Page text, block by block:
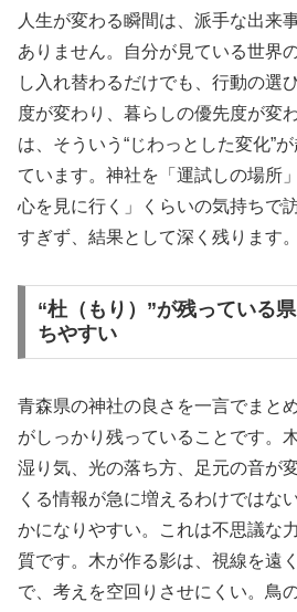
人生が変わる瞬間は、派手な出来
ありません。自分が見ている世界
し入れ替わるだけでも、行動の選
度が変わり、暮らしの優先度が変
は、そういう“じわっとした変化”
ています。神社を「運試しの場所
心を見に行く」くらいの気持ちで
すぎず、結果として深く残ります。
“杜（もり）”が残っている
ちやすい
青森県の神社の良さを一言でまと
がしっかり残っていることです。
湿り気、光の落ち方、足元の音が
くる情報が急に増えるわけではな
かになりやすい。これは不思議な
質です。木が作る影は、視線を遠
で、考えを空回りさせにくい。鳥